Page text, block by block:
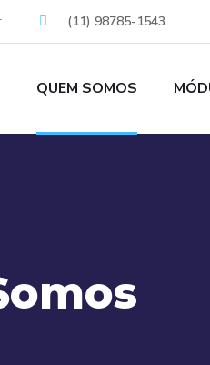
(11) 98785-1543
QUEM SOMOS